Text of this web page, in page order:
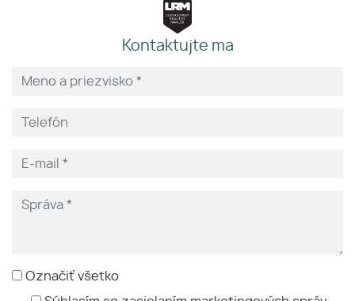
Kontaktujte ma
Označiť všetko